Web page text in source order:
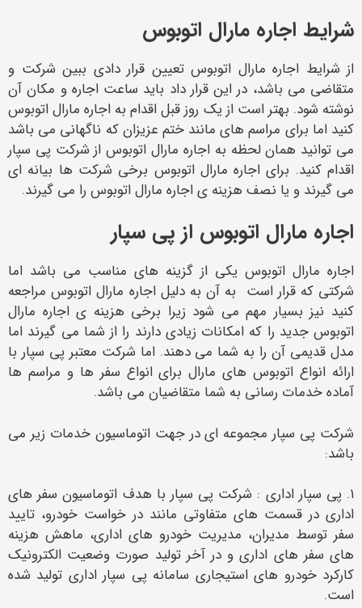
شرایط اجاره مارال اتوبوس
از شرایط اجاره مارال اتوبوس تعیین قرار دادی ببین شرکت و
متقاضی می باشد، در این قرار داد باید ساعت اجاره و مکان آن
نوشته شود. بهتر است از یک روز قبل اقدام به اجاره مارال اتوبوس
کنید اما برای مراسم های مانند ختم عزیزان که ناگهانی می باشد
می توانید همان لحظه به اجاره مارال اتوبوس از شرکت پی سپار
اقدام کنید. برای اجاره مارال اتوبوس برخی شرکت ها بیانه ای
می گیرند و یا نصف هزینه ی اجاره مارال اتوبوس را می گیرند.
اجاره مارال اتوبوس از پی سپار
اجاره مارال اتوبوس یکی از گزینه های مناسب می باشد اما
شرکتی که قرار است به آن به دلیل اجاره مارال اتوبوس مراجعه
کنید نیز بسیار مهم می شود زیرا برخی هزینه ی اجاره مارال
اتوبوس جدید را که امکانات زیادی دارند را از شما می گیرند اما
مدل قدیمی آن را به شما می دهند. اما شرکت معتبر پی سپار با
ارائه انواع اتوبوس های مارال برای انواع سفر ها و مراسم ها
آماده خدمات رسانی به شما متقاضیان می باشد.
شرکت پی سپار مجموعه ای در جهت اتوماسیون خدمات زیر می
باشد:
۱. پی سپار اداری : شرکت پی سپار با هدف اتوماسیون سفر های
اداری در قسمت های متفاوتی مانند در خواست خودرو، تایید
سفر توسط مدیران، مدیریت خودرو های اداری، ماهش هزینه
های سفر های اداری و در آخر تولید صورت وضعیت الکترونیک
کارکرد خودرو های استیجاری سامانه پی سپار اداری تولید شده
است.